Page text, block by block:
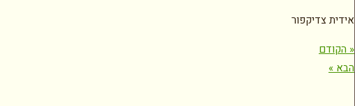
אידית צדיקפור
« הקודם
הבא »